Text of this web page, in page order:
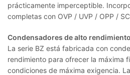
prácticamente imperceptible.
completas con OVP / UVP / OPP /
Condensadores de alto rendimiento
La serie BZ está fabricada con
rendimiento para ofrecer la máxima
condiciones de máxima exigencia.